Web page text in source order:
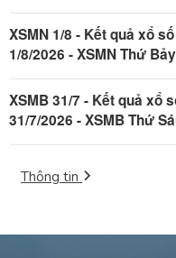
XSMN 1/8 - Kết quả xổ
1/8/2026 - XSMN Thứ
XSMB 31/7 - Kết quả xổ
31/7/2026 - XSMB Thứ
Thông tin